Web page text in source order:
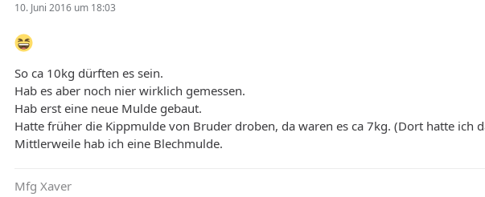
10. Juni 2016 um 18:03
So ca 10kg dürften es sein.
Hab es aber noch nier wirklich gemessen.
Hab erst eine neue Mulde gebaut.
Hatte früher die Kippmulde von Bruder droben, da waren es ca 7kg. (Dort hatte ich
Mittlerweile hab ich eine Blechmulde.
Mfg Xaver